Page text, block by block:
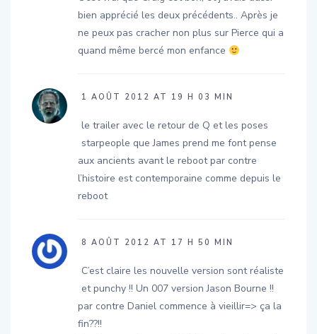
bien apprécié les deux précédents.. Après je
ne peux pas cracher non plus sur Pierce qui a
quand même bercé mon enfance
1 AOÛT 2012 AT 19 H 03 MIN
le trailer avec le retour de Q et les poses
starpeople que James prend me font pense
aux ancients avant le reboot par contre
l’histoire est contemporaine comme depuis le
reboot
8 AOÛT 2012 AT 17 H 50 MIN
C’est claire les nouvelle version sont réaliste
et punchy !! Un 007 version Jason Bourne !!
par contre Daniel commence à vieillir=> ça la
fin??!!